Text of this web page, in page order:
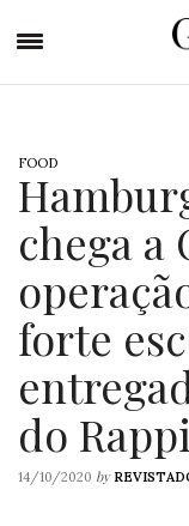
FOOD
chega a
forte
do Rappi
14/10/2020 by